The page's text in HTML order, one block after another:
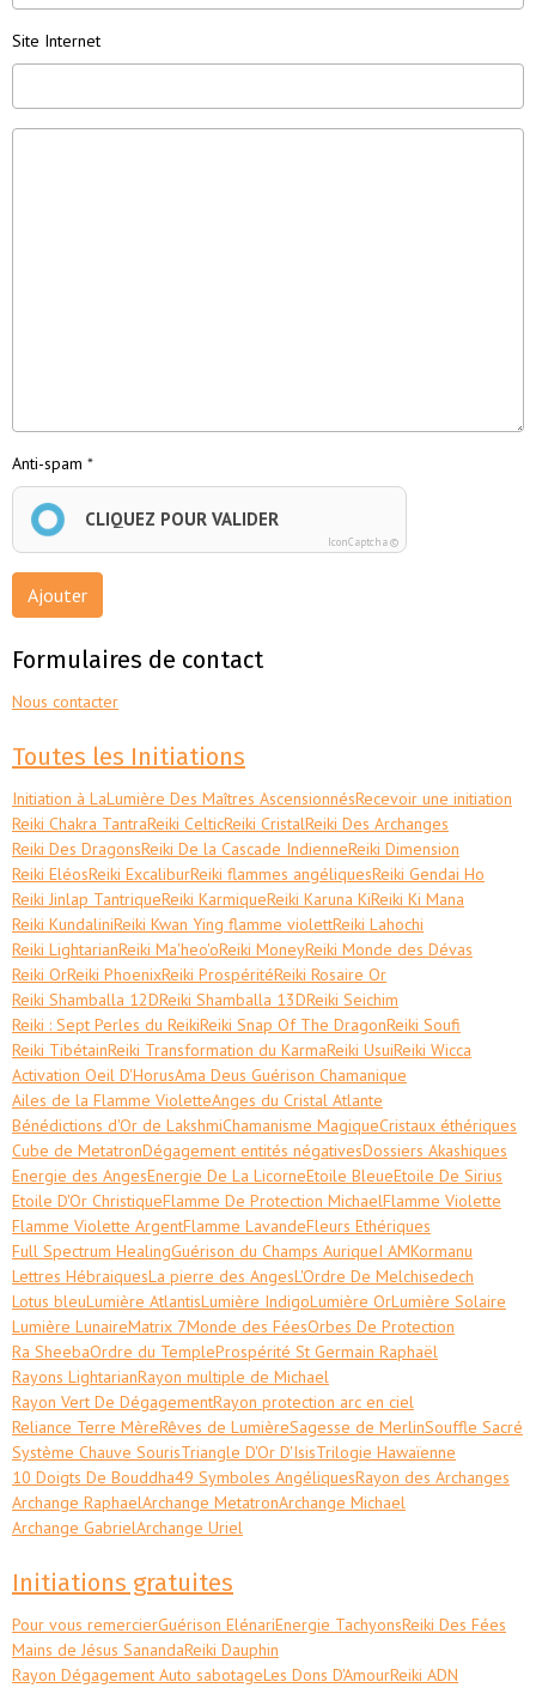
Site Internet
Anti-spam
CLIQUEZ POUR VALIDER
IconCaptcha ©
Ajouter
Formulaires de contact
Nous contacter
Toutes les Initiations
Initiation à LaLumière Des Maîtres AscensionnésRecevoir une initiation
Reiki Chakra TantraReiki CelticReiki CristalReiki Des Archanges
Reiki Des DragonsReiki De la Cascade IndienneReiki Dimension
Reiki EléosReiki ExcaliburReiki flammes angéliquesReiki Gendai Ho
Reiki Jinlap TantriqueReiki KarmiqueReiki Karuna KiReiki Ki Mana
Reiki KundaliniReiki Kwan Ying flamme violettReiki Lahochi
Reiki LightarianReiki Ma'heo'oReiki MoneyReiki Monde des Dévas
Reiki OrReiki PhoenixReiki ProspéritéReiki Rosaire Or
Reiki Shamballa 12DReiki Shamballa 13DReiki Seichim
Reiki : Sept Perles du ReikiReiki Snap Of The DragonReiki Soufi
Reiki TibétainReiki Transformation du KarmaReiki UsuiReiki Wicca
Activation Oeil D'HorusAma Deus Guérison Chamanique
Ailes de la Flamme VioletteAnges du Cristal Atlante
Bénédictions d'Or de LakshmiChamanisme MagiqueCristaux éthériques
Cube de MetatronDégagement entités négativesDossiers Akashiques
Energie des AngesEnergie De La LicorneEtoile BleueEtoile De Sirius
Etoile D'Or ChristiqueFlamme De Protection MichaelFlamme Violette
Flamme Violette ArgentFlamme LavandeFleurs Ethériques
Full Spectrum HealingGuérison du Champs AuriqueI AMKormanu
Lettres HébraiquesLa pierre des AngesL'Ordre De Melchisedech
Lotus bleuLumière AtlantisLumière IndigoLumière OrLumière Solaire
Lumière LunaireMatrix 7Monde des FéesOrbes De Protection
Ra SheebaOrdre du TempleProspérité St Germain Raphaël
Rayons LightarianRayon multiple de Michael
Rayon Vert De DégagementRayon protection arc en ciel
Reliance Terre MèreRêves de LumièreSagesse de MerlinSouffle Sacré
Système Chauve SourisTriangle D'Or D'IsisTrilogie Hawaïenne
10 Doigts De Bouddha49 Symboles AngéliquesRayon des Archanges
Archange RaphaelArchange MetatronArchange Michael
Archange GabrielArchange Uriel
Initiations gratuites
Pour vous remercierGuérison ElénariEnergie TachyonsReiki Des Fées
Mains de Jésus SanandaReiki Dauphin
Rayon Dégagement Auto sabotageLes Dons D'AmourReiki ADN